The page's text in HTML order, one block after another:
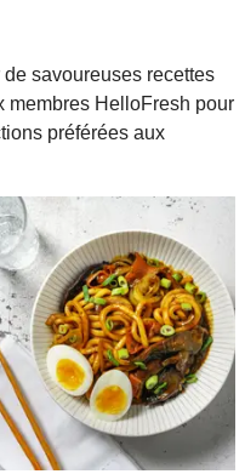
savoureuses recettes
membres HelloFresh pour
préférées aux